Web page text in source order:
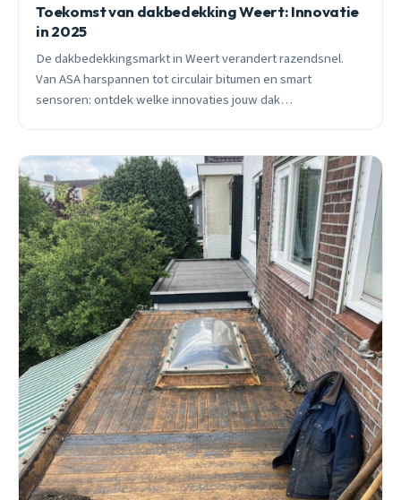
Toekomst van dakbedekking Weert: Innovatie
in 2025
De dakbedekkingsmarkt in Weert verandert razendsnel.
Van ASA harspannen tot circulair bitumen en smart
sensoren: ontdek welke innovaties jouw dak